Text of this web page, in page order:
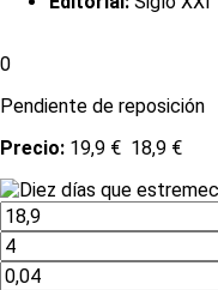
0
Pendiente de reposición
Precio: 19,9 € 18,9 €